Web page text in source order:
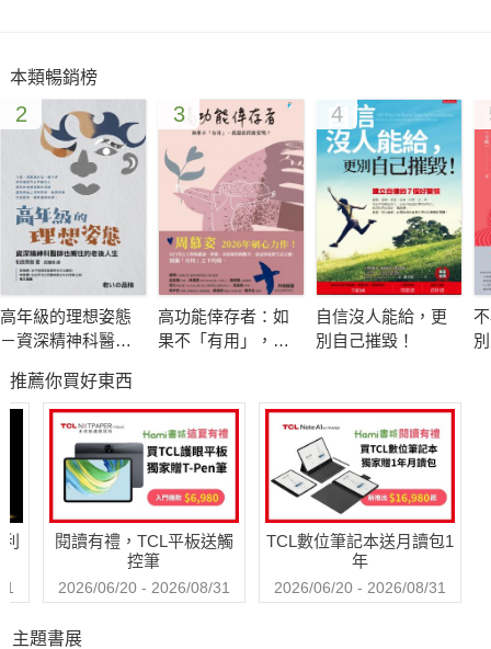
本類暢銷榜
2
高年級的理想姿態
－資深精神科醫師
3
高功能倖存者：如
果不「有用」，我
4
自信沒人能給，更
別自己摧毀！
推薦你買好東西
閱讀有禮，TCL平板送觸
控筆
2026/06/20 - 2026/08/31
TCL數位筆記本送月讀包1
年
2026/06/20 - 2026/08/31
主題書展